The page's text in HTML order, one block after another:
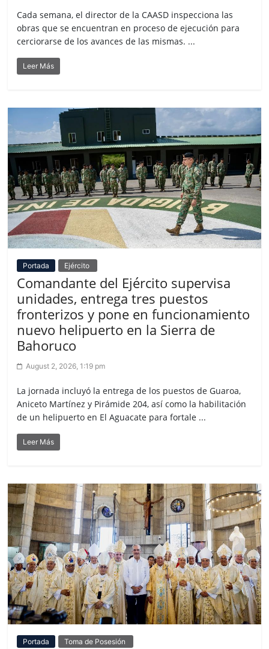
Cada semana, el director de la CAASD inspecciona las
obras que se encuentran en proceso de ejecución para
cerciorarse de los avances de las mismas. ...
Leer Más
Portada Ejército
Comandante del Ejército supervisa
unidades, entrega tres puestos
fronterizos y pone en funcionamiento
nuevo helipuerto en la Sierra de
Bahoruco
August 2, 2026, 1:19 pm
La jornada incluyó la entrega de los puestos de Guaroa,
Aniceto Martínez y Pirámide 204, así como la habilitación
de un helipuerto en El Aguacate para fortale ...
Leer Más
Portada Toma de Posesión